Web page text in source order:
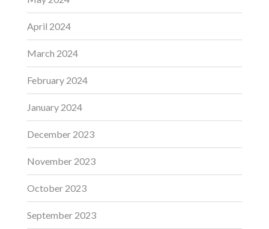
April 2024
March 2024
February 2024
January 2024
December 2023
November 2023
October 2023
September 2023